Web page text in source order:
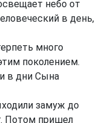
небо от
в день,
много
поколением.
в дни Сына
замуж до
Потом пришел